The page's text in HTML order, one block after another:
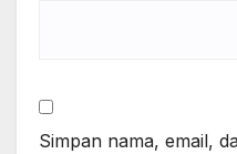
Simpan nama, email,